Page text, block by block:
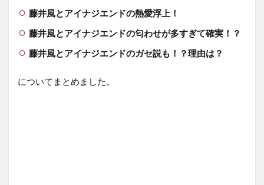
藤井風とアイナジエンドの熱愛浮上！
藤井風とアイナジエンドの匂わせが多すぎて確実！？
藤井風とアイナジエンドのガセ説も！？理由は？
についてまとめました。